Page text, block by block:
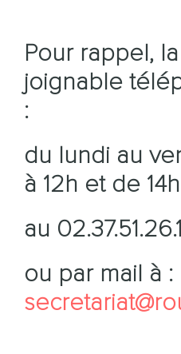
Pour rappel,
joignable
:
du lundi au
à 12h et de
au
ou par mail à :